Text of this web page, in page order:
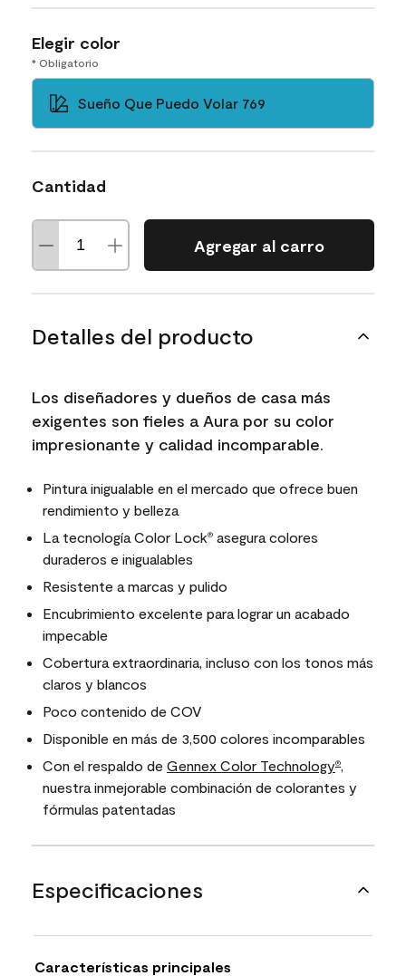
Elegir color
* Obligatorio
Sueño Que Puedo Volar 769
Cantidad
Agregar al carro
Detalles del producto
Los diseñadores y dueños de casa más
exigentes son fieles a Aura por su color
impresionante y calidad incomparable.
Pintura inigualable en el mercado que ofrece buen
rendimiento y belleza
La tecnología Color Lock® asegura colores
duraderos e inigualables
Resistente a marcas y pulido
Encubrimiento excelente para lograr un acabado
impecable
Cobertura extraordinaria, incluso con los tonos más
claros y blancos
Poco contenido de COV
Disponible en más de 3,500 colores incomparables
Con el respaldo de Gennex Color Technology®,
nuestra inmejorable combinación de colorantes y
fórmulas patentadas
Especificaciones
Características principales